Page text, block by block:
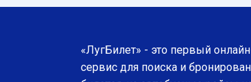
«ЛугБилет» - это первый
сервис для поиска и